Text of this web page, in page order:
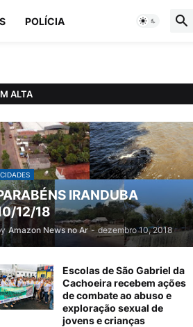
POLÍCIA
ALTA
CIDADES
IRANDUBA
12/18
Amazon News no Ar - dezembro 10, 2018
Escolas de São Gabriel da
Cachoeira recebem ações
de combate ao abuso e
exploração sexual de
jovens e crianças